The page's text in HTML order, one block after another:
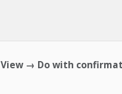
View → Do with